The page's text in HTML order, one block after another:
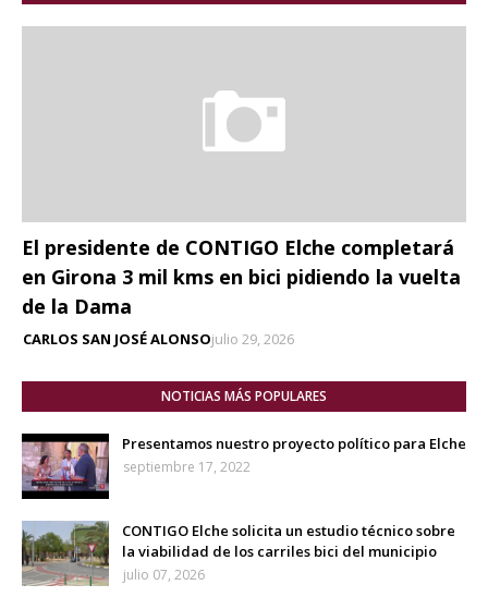
El presidente de CONTIGO Elche completará
en Girona 3 mil kms en bici pidiendo la vuelta
de la Dama
CARLOS SAN JOSÉ ALONSOjulio 29, 2026
NOTICIAS MÁS POPULARES
Presentamos nuestro proyecto político para Elche
septiembre 17, 2022
CONTIGO Elche solicita un estudio técnico sobre
la viabilidad de los carriles bici del municipio
julio 07, 2026